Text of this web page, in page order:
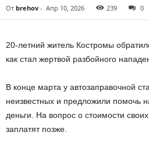
От brehov - Апр 10, 2026 239 0
20-летний житель Костромы
как стал жертвой разбойного
В конце марта у автозаправочной
неизвестных и предложили помочь
деньги. На вопрос о стоимости
заплатят позже.